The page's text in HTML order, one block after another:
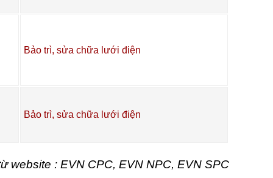
Bảo trì, sửa chữa lưới điện
Bảo trì, sửa chữa lưới điện
website : EVN CPC, EVN NPC, EVN SPC